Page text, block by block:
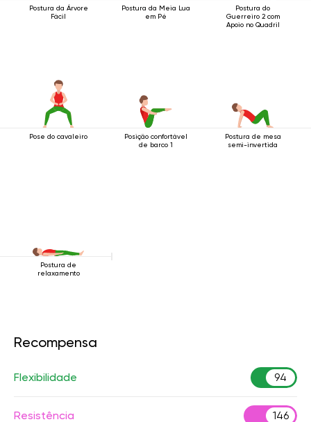
Postura da Árvore
Fácil
Postura da Meia Lua
em Pé
Postura do
Guerreiro 2 com
Apoio no Quadril
Pose do cavaleiro
Posição confortável
de barco 1
Postura de mesa
semi-invertida
Postura de
relaxamento
Recompensa
Flexibilidade 94
Resistência 146